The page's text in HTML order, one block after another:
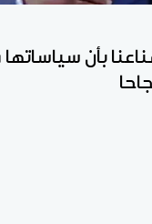
بأن